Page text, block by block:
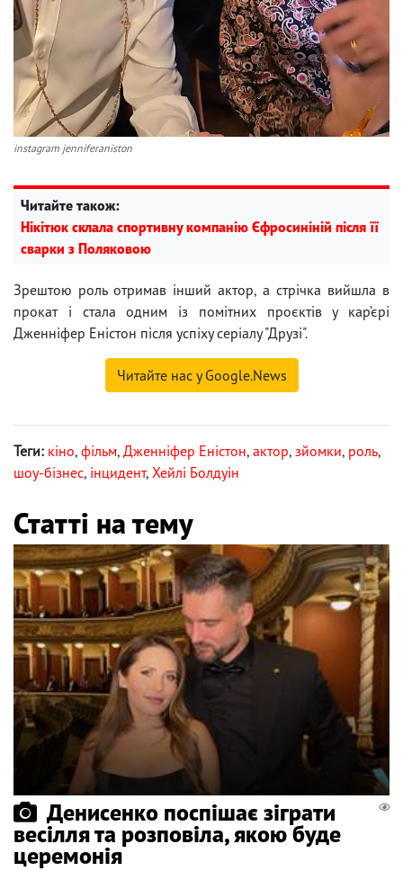
instagram jenniferaniston
Читайте також:
Нікітюк склала спортивну компанію Єфросиніній після її
сварки з Поляковою
Зрештою роль отримав інший актор, а стрічка вийшла в
прокат і стала одним із помітних проєктів у кар’єрі
Дженніфер Еністон після успіху серіалу "Друзі".
Читайте нас у Google.News
Теги: кіно, фільм, Дженніфер Еністон, актор, зйомки, роль,
шоу-бізнес, інцидент, Хейлі Болдуін
Статті на тему
Денисенко поспішає зіграти
весілля та розповіла, якою буде
церемонія